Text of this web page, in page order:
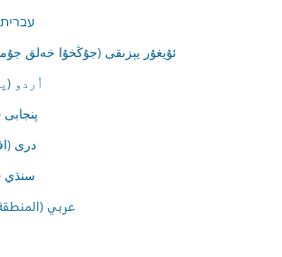
ئۇيغۇر يېزىقى (جۇڭخۇا خەلق
اُردو
درى
سنڌي
عربي